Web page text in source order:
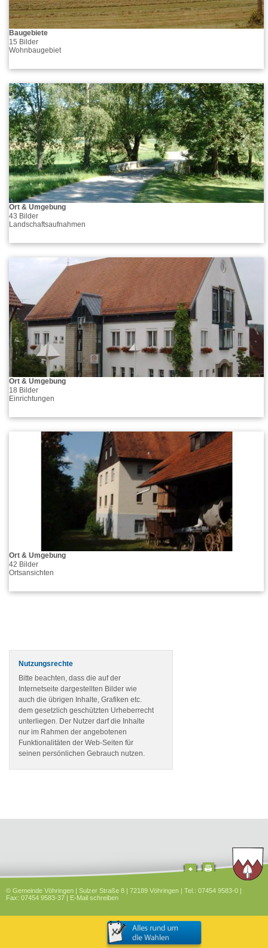
Baugebiete
15 Bilder
Wohnbaugebiet
Ort & Umgebung
43 Bilder
Landschaftsaufnahmen
Ort & Umgebung
18 Bilder
Einrichtungen
Ort & Umgebung
42 Bilder
Ortsansichten
Nutzungsrechte
Bitte beachten, dass die auf der
Internetseite dargestellten Bilder wie
auch die übrigen Inhalte, Grafiken etc.
dem gesetzlich geschützten Urheberrecht
unterliegen. Der Nutzer darf die Inhalte
nur im Rahmen der angebotenen
Funktionalitäten der Web-Seiten für
seinen persönlichen Gebrauch nutzen.
© Gemeinde Vöhringen | Sulzer Straße 8 | 72189 Vöhringen | Tel.: 07454 9583-0 |
Fax: 07454 9583-37 | E-Mail schreiben